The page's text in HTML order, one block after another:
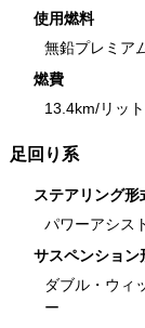
使用燃料
無鉛プレミア
燃費
13.4km/リッ
足回り系
ステアリング形
パワーアシス
サスペンション
ダブル・ウィ
ー